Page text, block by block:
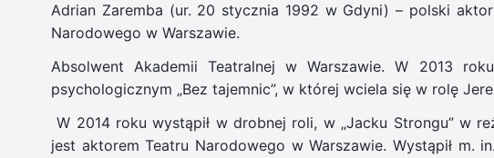
Adrian Zaremba (ur. 20 stycznia 1992 w Gdyni) – polski
Narodowego w Warszawie.
Absolwent Akademii Teatralnej w Warszawie. W 2013
psychologicznym „Bez tajemnic”, w której wciela się w rolę
W 2014 roku wystąpił w drobnej roli, w „Jacku Strongu” w
jest aktorem Teatru Narodowego w Warszawie. Wystąpił m.